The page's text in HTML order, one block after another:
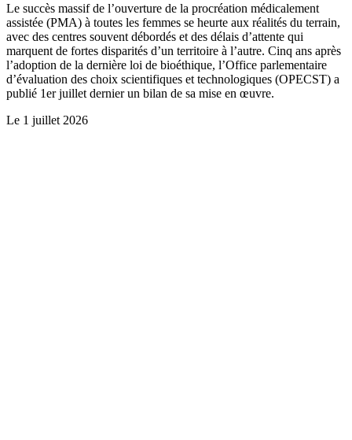
Le succès massif de l’ouverture de la procréation médicalement
assistée (PMA) à toutes les femmes se heurte aux réalités du terrain,
avec des centres souvent débordés et des délais d’attente qui
marquent de fortes disparités d’un territoire à l’autre. Cinq ans après
l’adoption de la dernière loi de bioéthique, l’Office parlementaire
d’évaluation des choix scientifiques et technologiques (OPECST) a
publié 1er juillet dernier un bilan de sa mise en œuvre.
Le 1 juillet 2026